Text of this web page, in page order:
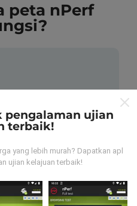
peta nPerf
data-data ni?
Ujian ini dijalankan
anda berminat,
lagi mantap peta kami
pengalaman ujian
terbaik!
yang lebih murah? Dapatkan apl
ujian kelajuan terbaik!